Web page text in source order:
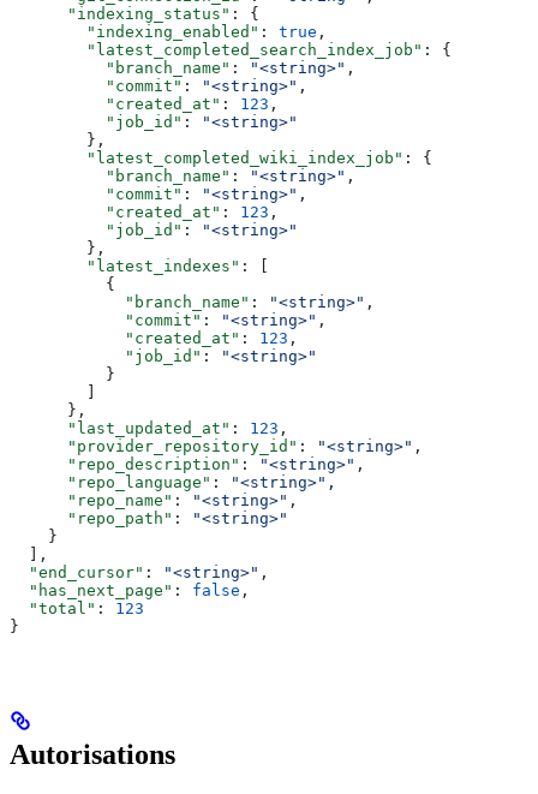
      "indexing_status"
: {
        "indexing_enabled"
: true ,
        "latest_completed_search_index_job"
: {
          "branch_name"
: "<string>" ,
          "commit"
: "<string>" ,
          "created_at"
: 123 ,
          "job_id"
:
"<string>"
        },
        "latest_completed_wiki_index_job"
: {
          "branch_name"
: "<string>" ,
          "commit"
: "<string>" ,
          "created_at"
: 123 ,
          "job_id"
:
"<string>"
        },
        "latest_indexes"
: [
          {
            "branch_name"
: "<string>" ,
            "commit"
: "<string>" ,
            "created_at"
: 123 ,
            "job_id"
:
"<string>"
          }
        ]
      },
      "last_updated_at"
: 123 ,
      "provider_repository_id"
: "<string>" ,
      "repo_description"
: "<string>" ,
      "repo_language"
: "<string>" ,
      "repo_name"
: "<string>" ,
      "repo_path"
:
"<string>"
    }
  ],
  "end_cursor"
: "<string>" ,
  "has_next_page"
: false ,
  "total"
: 123
}
Autorisations